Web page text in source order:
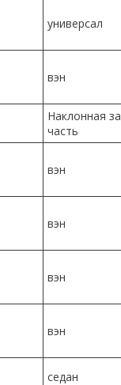
универсал
вэн
Наклонная
часть
вэн
вэн
вэн
вэн
седан